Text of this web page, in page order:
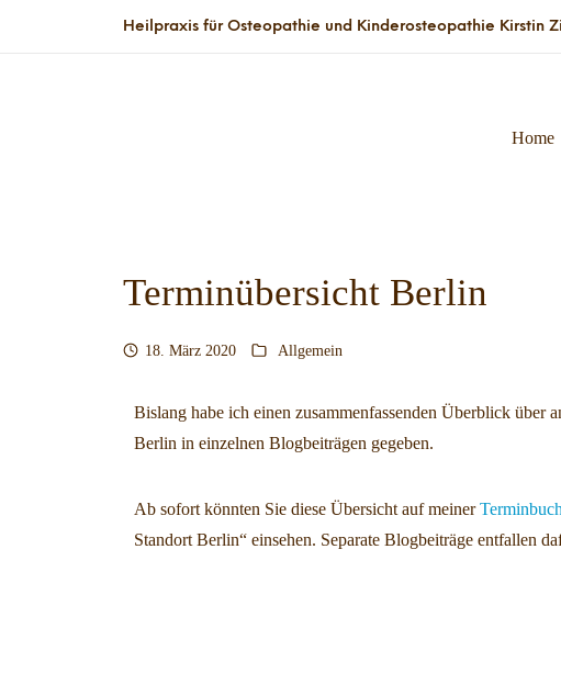
Heilpraxis für Osteopathie und Kinderosteopathie Kirstin
Home
Terminübersicht Berlin
18. März 2020 Allgemein
Bislang habe ich einen zusammenfassenden Überblick über
Berlin in einzelnen Blogbeiträgen gegeben.
Ab sofort könnten Sie diese Übersicht auf meiner
Standort Berlin“ einsehen. Separate Blogbeiträge entfallen